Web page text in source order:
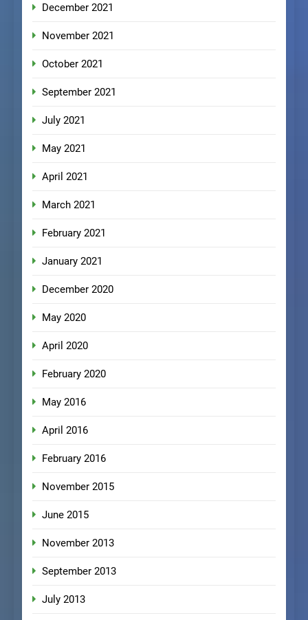
December 2021
November 2021
October 2021
September 2021
July 2021
May 2021
April 2021
March 2021
February 2021
January 2021
December 2020
May 2020
April 2020
February 2020
May 2016
April 2016
February 2016
November 2015
June 2015
November 2013
September 2013
July 2013